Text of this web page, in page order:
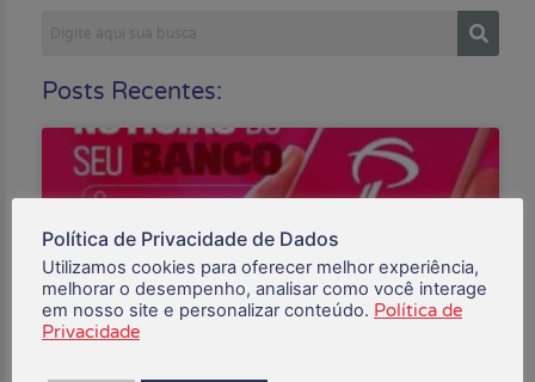
Posts Recentes:
Política de Privacidade de Dados
Utilizamos cookies para oferecer melhor experiência,
melhorar o desempenho, analisar como você interage
em nosso site e personalizar conteúdo. Política de
Privacidade